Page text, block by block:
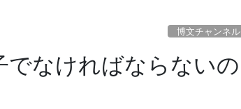
博文チャンネル
でなければならないの